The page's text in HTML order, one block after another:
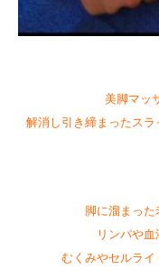
美脚マッ
解消し引き締まったス
脚に溜まっ
リンパや血
むくみやセルライ